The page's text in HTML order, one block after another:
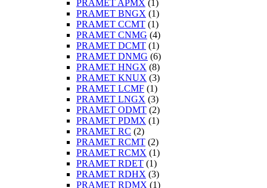
PRAMET APMX (1)
PRAMET BNGX (1)
PRAMET CCMT (1)
PRAMET CNMG (4)
PRAMET DCMT (1)
PRAMET DNMG (6)
PRAMET HNGX (8)
PRAMET KNUX (3)
PRAMET LCMF (1)
PRAMET LNGX (3)
PRAMET ODMT (2)
PRAMET PDMX (1)
PRAMET RC (2)
PRAMET RCMT (2)
PRAMET RCMX (1)
PRAMET RDET (1)
PRAMET RDHX (3)
PRAMET RDMX (1)